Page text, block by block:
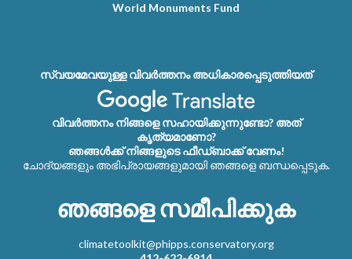
World Monuments Fund
സ്വയമേവയുള്ള വിവർത്തനം അധികാരപ്പെടുത്തിയത്
വിവർത്തനം നിങ്ങളെ സഹായിക്കുന്നുണ്ടോ? അത്
കൃത്യമാണോ?
ഞങ്ങൾക്ക് നിങ്ങളുടെ ഫീഡ്‌ബാക്ക് വേണം!
ചോദ്യങ്ങളും അഭിപ്രായങ്ങളുമായി ഞങ്ങളെ ബന്ധപ്പെടുക.
ഞങ്ങളെ സമീപിക്കുക
climatetoolkit@phipps.conservatory.org